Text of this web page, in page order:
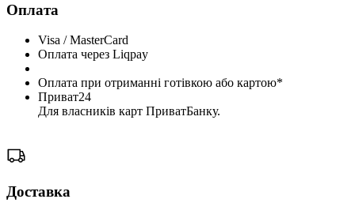
Оплата
Visa / MasterCard
Оплата через Liqpay
Оплата при отриманні готівкою або картою*
Приват24
Для власників карт ПриватБанку.
Доставка